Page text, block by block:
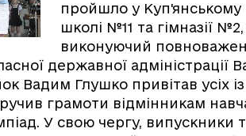
пройшло у Куп'янському
школі №11 та гімназії
виконуючий
державної адміністрації
Вадим Глушко привітав усіх
грамоти відмінникам
У свою чергу, випускники